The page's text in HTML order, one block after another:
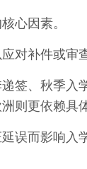
心因素。
对补件或审
签、秋季入
则更依赖具
误而影响入